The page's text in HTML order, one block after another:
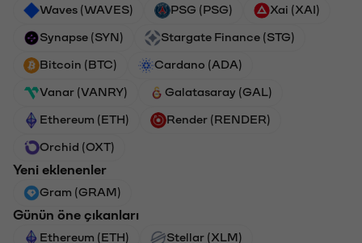
Waves (WAVES) PSG (PSG) Xai (XAI)
Synapse (SYN) Stargate Finance (STG)
Bitcoin (BTC) Cardano (ADA)
Vanar (VANRY) Galatasaray (GAL)
Ethereum (ETH) Render (RENDER)
Orchid (OXT)
Yeni eklenenler
Gram (GRAM)
Günün öne çıkanları
Ethereum (ETH) Stellar (XLM)